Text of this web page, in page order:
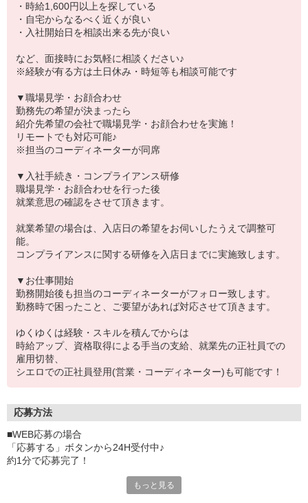
・時給1,600円以上を探している
・自宅からなるべく近くが良い
・入社開始日を相談出来る先が良い
など、面接時にお気軽に相談ください♪
※経験が有る方は土日休み・時短等も相談可能です
▼職場見学・お顔合わせ
勤務先の希望が決まったら
紹介先希望の会社で職場見学・お顔合わせを実施！
リモートでも対応可能♪
※担当のコーディネーターが同席
▼入社手続き・コンプライアンス研修
職場見学・お顔合わせを行った後
就業意思の確認をさせて頂きます。
就業希望の場合は、入店日の希望をお伺いしたうえで調整可
能。
コンプライアンスに関する研修を入店日までに実施致します。
▼お仕事開始
勤務開始後も担当のコーディネーターがフォロー致します。
勤務時で困ったこと、ご要望があれば対応させて頂きます。
ゆくゆくは経験・スキルを積んでからは
時給アップ、資格取得による手当の支給、就業先の正社員での
雇用切替、
シエロでの正社員登用(営業・コーディネーター)も可能です！
応募方法
■WEB応募の場合
「応募する」ボタンから24H受付中♪
約1分で応募完了！
もっと見る